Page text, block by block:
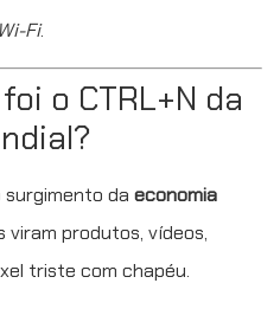
Fi.
o CTRL+N da
surgimento daeconomia
viram produtos, vídeos,
triste com chapéu.